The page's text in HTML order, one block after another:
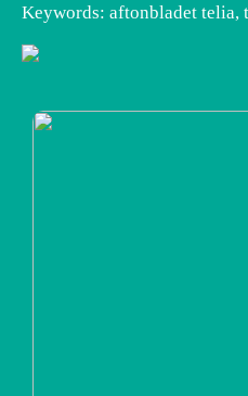
Keywords: aftonbladet telia,